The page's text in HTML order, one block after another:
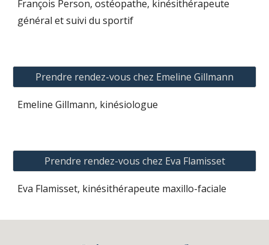
François Person, ostéopathe, kinésithérapeute
général et suivi du sportif
Prendre rendez-vous chez Emeline Gillmann
Emeline Gillmann, kinésiologue
Prendre rendez-vous chez Eva Flamisset
Eva Flamisset, kinésithérapeute maxillo-faciale